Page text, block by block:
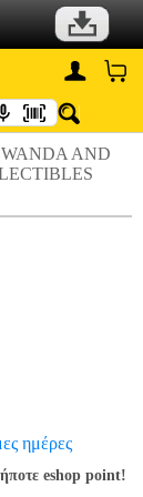
AND
ημέρες
eshop point!